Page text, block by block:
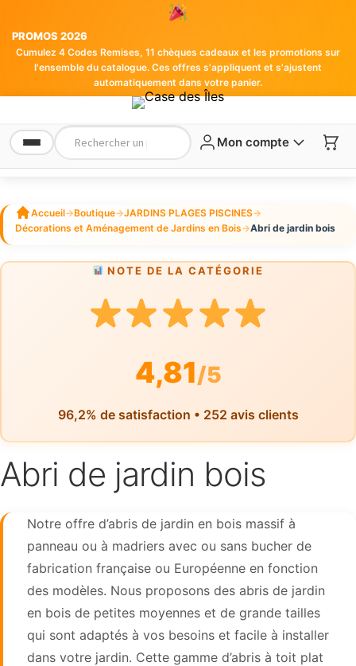
PROMOS 2026
Cumulez 4 Codes Remises, 11 chèques cadeaux et les promotions sur
l'ensemble du catalogue. Ces offres s'appliquent et s'ajustent
automatiquement dans votre panier.
Mon compte
Accueil→Boutique→JARDINS PLAGES PISCINES→
Décorations et Aménagement de Jardins en Bois→Abri de jardin bois
NOTE DE LA CATÉGORIE
4,81/5
96,2% de satisfaction • 252 avis clients
Abri de jardin bois
Notre offre d’abris de jardin en bois massif à
panneau ou à madriers avec ou sans bucher de
fabrication française ou Européenne en fonction
des modèles. Nous proposons des abris de jardin
en bois de petites moyennes et de grande tailles
qui sont adaptés à vos besoins et facile à installer
dans votre jardin. Cette gamme d’abris à toit plat